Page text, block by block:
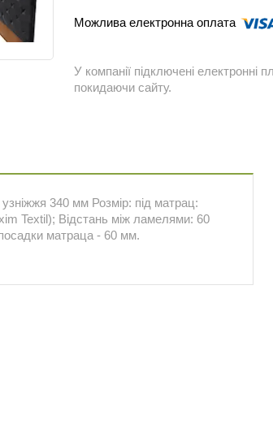
У компанії підключені електронні
покидаючи сайту.
340 мм Розмір: під матрац:
Textil); Відстань між ламелями: 60
матраца - 60 мм.